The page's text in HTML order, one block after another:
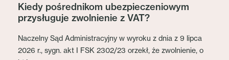
Kiedy pośrednikom ubezpieczeniowym
przysługuje zwolnienie z VAT?
Naczelny Sąd Administracyjny w wyroku z dnia z 9 lipca
2026 r., sygn. akt I FSK 2302/23 orzekł, że zwolnienie, o